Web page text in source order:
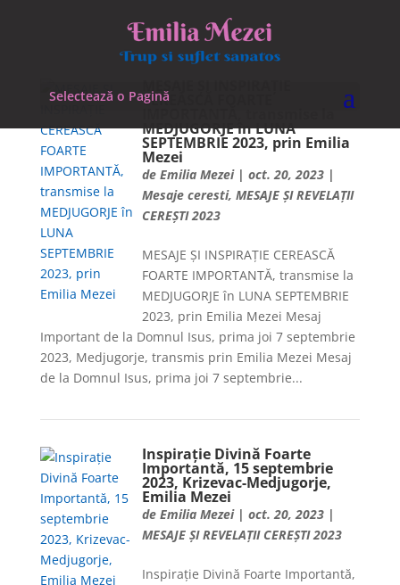
Selectează o PaginăCEREASCĂ FOARTE
MEDJUGORJE în LUNA
SEPTEMBRIE 2023, prin Emilia
Mezei
deEmilia Mezei|oct. 20, 2023 |
Mesaje ceresti,MESAJE ȘI REVELAȚII
CEREȘTI 2023
MESAJE ȘI INSPIRAȚIE CEREASCĂ
FOARTE IMPORTANTĂ, transmise la
MEDJUGORJE în LUNA SEPTEMBRIE
2023, prin Emilia Mezei Mesaj
Important de la Domnul Isus, prima joi 7 septembrie
2023, Medjugorje, transmis prin Emilia Mezei Mesaj
de la Domnul Isus, prima joi 7 septembrie...
Inspirație Divină Foarte
Importantă, 15 septembrie
2023, Krizevac-Medjugorje,
Emilia Mezei
deEmilia Mezei|oct. 20, 2023 |
MESAJE ȘI REVELAȚII CEREȘTI 2023
Inspirație Divină Foarte Importantă,